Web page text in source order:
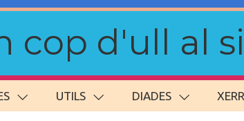
cop d'ull al
UTILS DIADES